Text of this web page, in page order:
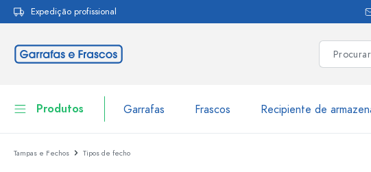
Saltar para a navegação principal
Expedição profissional
Produtos Garrafas Frascos Recipiente de
Garrafas
Tampas e Fechos Tipos de fecho